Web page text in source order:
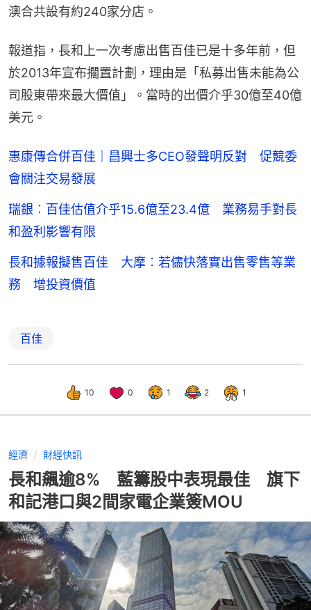
澳合共設有約240家分店。
報道指，長和上一次考慮出售百佳已是十多年前，但
於2013年宣布擱置計劃，理由是「私募出售未能為公
司股東帶來最大價值」。當時的出價介乎30億至40億
美元。
惠康傳合併百佳｜昌興士多CEO發聲明反對 促競委
會關注交易發展
瑞銀︰百佳估值介乎15.6億至23.4億 業務易手對長
和盈利影響有限
長和據報擬售百佳 大摩︰若儘快落實出售零售等業
務 增投資價值
百佳
10 0 1 2 1
經濟 財經快訊
長和飆逾8% 藍籌股中表現最佳 旗下
和記港口與2間家電企業簽MOU